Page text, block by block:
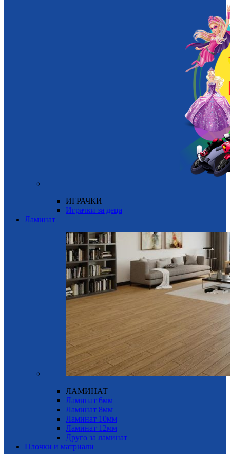
ИГРАЧКИ
Играчки за деца
Ламинат
ЛАМИНАТ
Ламинат 6мм
Ламинат 8мм
Ламинат 10мм
Ламинат 12мм
Друго за ламинат
Плочки и матриали